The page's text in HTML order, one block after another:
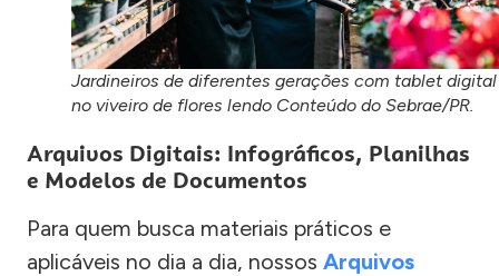
Jardineiros de diferentes gerações com tablet digital
no viveiro de flores lendo Conteúdo do Sebrae/PR.
Arquivos Digitais: Infográficos, Planilhas
e Modelos de Documentos
Para quem busca materiais práticos e
aplicáveis no dia a dia, nossos Arquivos